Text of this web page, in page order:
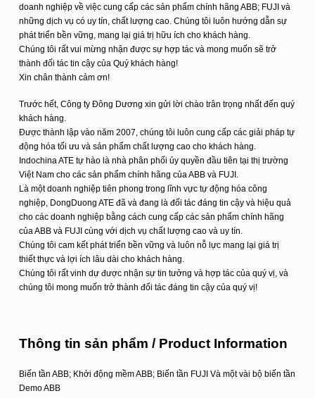
doanh nghiệp về việc cung cấp các sản phẩm chính hãng ABB; FUJI và
những dịch vụ có uy tín, chất lượng cao. Chúng tôi luôn hướng dẫn sự
phát triển bền vững, mang lại giá trị hữu ích cho khách hàng.
Chúng tôi rất vui mừng nhận được sự hợp tác và mong muốn sẽ trở
thành đối tác tin cậy của Quý khách hàng!
Xin chân thành cảm ơn!
Trước hết, Công ty Đông Dương xin gửi lời chào trân trọng nhất đến quý
khách hàng.
Được thành lập vào năm 2007, chúng tôi luôn cung cấp các giải pháp tự
động hóa tối ưu và sản phẩm chất lượng cao cho khách hàng.
Indochina ATE tự hào là nhà phân phối ủy quyền đầu tiên tại thị trường
Việt Nam cho các sản phẩm chính hãng của ABB và FUJI.
Là một doanh nghiệp tiên phong trong lĩnh vực tự động hóa công
nghiệp, DongDuong ATE đã và đang là đối tác đáng tin cậy và hiệu quả
cho các doanh nghiệp bằng cách cung cấp các sản phẩm chính hãng
của ABB và FUJI cùng với dịch vụ chất lượng cao và uy tín.
Chúng tôi cam kết phát triển bền vững và luôn nỗ lực mang lại giá trị
thiết thực và lợi ích lâu dài cho khách hàng.
Chúng tôi rất vinh dự được nhận sự tin tưởng và hợp tác của quý vị, và
chúng tôi mong muốn trở thành đối tác đáng tin cậy của quý vị!
Thông tin sản phẩm / Product Information
Biến tần ABB; Khởi động mềm ABB; Biến tần FUJI Và một vài bộ biến tần
Demo ABB